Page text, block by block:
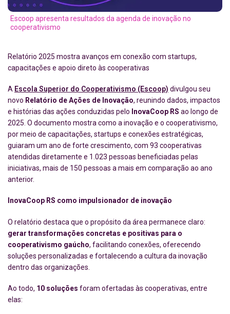
Escoop apresenta resultados da agenda de inovação no
cooperativismo
Relatório 2025 mostra avanços em conexão com startups,
capacitações e apoio direto às cooperativas
A Escola Superior do Cooperativismo (Escoop) divulgou seu
novo Relatório de Ações de Inovação, reunindo dados, impactos
e histórias das ações conduzidas pelo InovaCoop RS ao longo de
2025. O documento mostra como a inovação e o cooperativismo,
por meio de capacitações, startups e conexões estratégicas,
guiaram um ano de forte crescimento, com 93 cooperativas
atendidas diretamente e 1.023 pessoas beneficiadas pelas
iniciativas, mais de 150 pessoas a mais em comparação ao ano
anterior.
InovaCoop RS como impulsionador de inovação
O relatório destaca que o propósito da área permanece claro:
gerar transformações concretas e positivas para o
cooperativismo gaúcho, facilitando conexões, oferecendo
soluções personalizadas e fortalecendo a cultura da inovação
dentro das organizações.
Ao todo, 10 soluções foram ofertadas às cooperativas, entre
elas: